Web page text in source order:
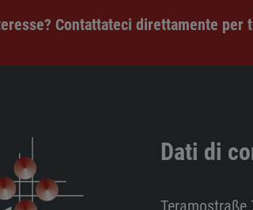
Contattateci direttamente
Dati di
Teramostraße